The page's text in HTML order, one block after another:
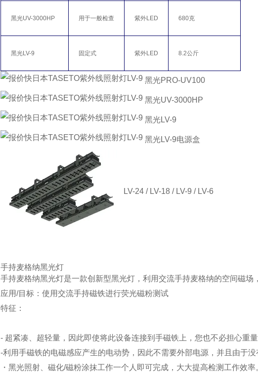
黑光UV-3000HP 用于一般检查 紫外LED 680克
黑光LV-9 固定式 紫外LED 8.2公斤
黑光PRO-UV100
黑光UV-3000HP
黑光LV-9
黑光LV-9电源盒
LV-24 / LV-18 / LV-9 / LV-6
手持麦格纳黑光灯
手持麦格纳黑光灯是一款创新型黑光灯，利用交流手持麦格纳的空间磁场
应用/目标：使用交流手持磁铁进行荧光磁粉测试
特征：
- 超紧凑、超轻量，因此即使将此设备连接到手磁铁上，您也不必担心重量
-利用手磁铁的电磁感应产生的电动势，因此不需要外部电源，并且由于没
・黑光照射、磁化/磁粉涂抹工作一个人即可完成，大大提高检测工作效率